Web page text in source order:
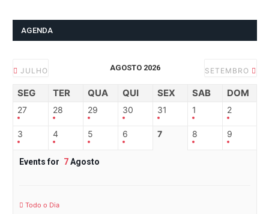
AGENDA
JULHO AGOSTO 2026 SETEMBRO
SEG TER QUA QUI SEX SAB DOM
27 28 29 30 31 1 2
3 4 5 6 7 8 9
Events for 7Agosto
Todo o Dia